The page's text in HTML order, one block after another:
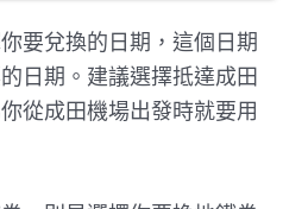
要兌換的日期，這個日期
日期。建議選擇抵達成田
從成田機場出發時就要用